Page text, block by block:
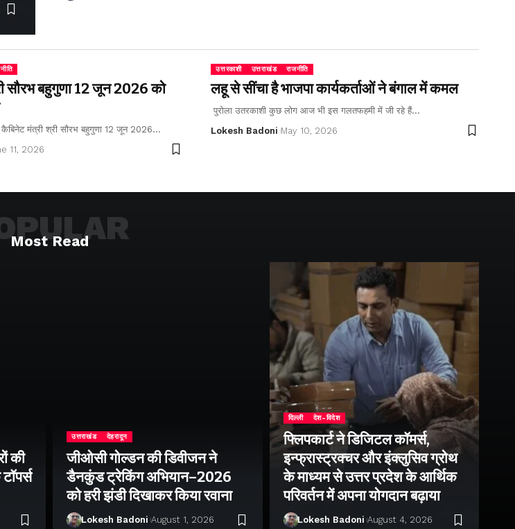
सौरभ बहुगुणा 12 जून 2026 को
मंत्री श्री सौरभ बहुगुणा 12 जून 2026…
11, 2026
उत्तरकाशी उत्तराखंड राजनीति
लहू से सींचा है भाजपा कार्यकर्ताओं ने बंगाल में कमल
पुरोला उतरकाशी कुछ लोग आज भी इस गलतफहमी में जी रहे हैं…
Lokesh Badoni May 10, 2026
Most Read
की
उत्तराखंड देहरादून
जीओसी गोल्डन की डिवीजन ने
डैनकुंड ट्रेकिंग अभियान–2026
को हरी झंडी दिखाकर किया रवाना
Lokesh Badoni August 1, 2026
दिल्ली देश-विदेश
फ्लिपकार्ट ने डिजिटल कॉमर्स,
इन्फ्रास्ट्रक्चर और इंक्लुसिव ग्रोथ
के माध्यम से उत्तर प्रदेश के आर्थिक
परिवर्तन में अपना योगदान बढ़ाया
Lokesh Badoni August 4, 2026